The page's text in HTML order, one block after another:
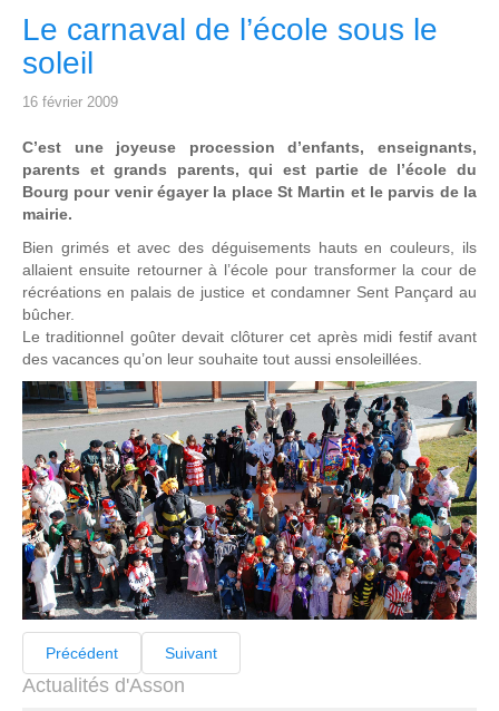
Le carnaval de l’école sous le
soleil
16 février 2009
C’est une joyeuse procession d’enfants, enseignants,
parents et grands parents, qui est partie de l’école du
Bourg pour venir égayer la place St Martin et le parvis de la
mairie.
Bien grimés et avec des déguisements hauts en couleurs, ils
allaient ensuite retourner à l’école pour transformer la cour de
récréations en palais de justice et condamner Sent Pançard au
bûcher.
Le traditionnel goûter devait clôturer cet après midi festif avant
des vacances qu’on leur souhaite tout aussi ensoleillées.
Précédent Suivant
Actualités d'Asson